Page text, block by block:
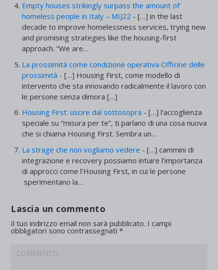
Empty houses strikingly surpass the amount of
homeless people in Italy – MIJ22 - […] in the last
decade to improve homelessness services, trying new
and promising strategies like the housing-first
approach. “We are…
La prossimità come condizione operativa Officine delle
prossimità - […] Housing First, come modello di
intervento che sta innovando radicalmente il lavoro con
le persone senza dimora […]
Housing First: uscire dal sottosopra - […] l’accoglienza
speciale su “misura per te”, ti parlano di una cosa nuova
che si chiama Housing First. Sembra un…
La strage che non vogliamo vedere - […] cammini di
integrazione e recovery possiamo intuire l’importanza
di approcci come l’Housing First, in cui le persone
sperimentano la…
Lascia un commento
Il tuo indirizzo email non sarà pubblicato. I campi
obbligatori sono contrassegnati*